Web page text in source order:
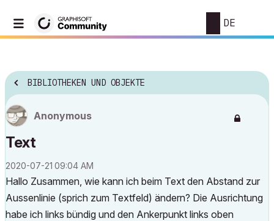
DE
BIBLIOTHEKEN UND OBJEKTE
Anonymous
Text
‎2020-07-21 09:04 AM
Hallo Zusammen, wie kann ich beim Text den Abstand zur
Aussenlinie (sprich zum Textfeld) ändern? Die Ausrichtung
habe ich links bündig und den Ankerpunkt links oben